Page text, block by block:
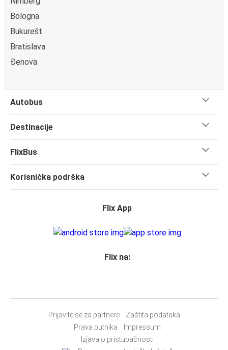
Bologna
Bukurešt
Bratislava
Đenova
Autobus
Destinacije
FlixBus
Korisnička podrška
Flix App
Flix na:
Prijavite se za partnere
Zaštita podataka
Prava putnika
Impressum
Izjava o pristupačnosti